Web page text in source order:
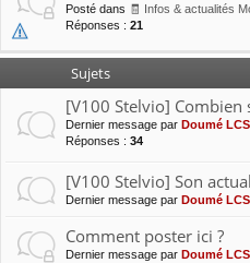
Posté dans 🧾 Infos & actualités
Réponses : 21
Sujets
[V100 Stelvio] Combien
Dernier message par Doumé LCS
Réponses : 34
[V100 Stelvio] Son
Dernier message par Doumé LCS
Comment poster ici ?
Dernier message par Doumé LCS